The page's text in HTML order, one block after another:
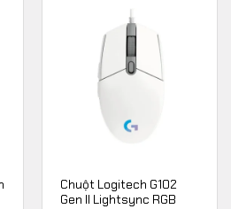
Chuột Logitech G102
Gen II Lightsync RGB